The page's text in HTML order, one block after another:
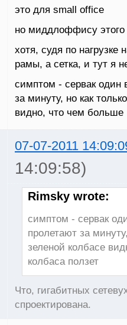
это для small office
но миддлоффису этого
хотя, судя по нагрузке
рамы, а сетка, и тут я
симптом - сервак один
за минуту, но как
видно, что чем больше
07-07-2011
14:09:58)
Rimsky wrote:
симптом - сервак
пролетают за
зеленой колбасе
колбаса ползет
Что, гигабитных
спроектирована.